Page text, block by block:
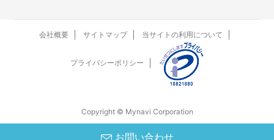
お問い合わせ
会社概要 サイトマップ 当サイトの利用について
プライバシーポリシー
Copyright © Mynavi Corporation